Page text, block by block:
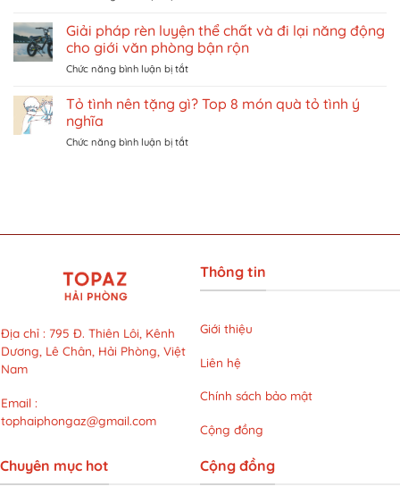
VIỆT
NAM
khu
vui
chơi
giải
ở
Traveloka
lông
bikini
có
đắt
Khám
trình
giá
Clinic
Giải pháp rèn luyện thể chất và đi lại năng động
cho giới văn phòng bận rộn
Chức năng bình luận bị tắtở
pháp
rèn
thể
động
giới
văn
phòng
rộn
Tỏ tình nên tặng gì? Top 8 món quà tỏ tình ý
nghĩa
Chức năng bình luận bị tắtở
Top
quà
nghĩa
Địa chỉ : 795 Đ. Thiên Lôi, Kênh
Dương, Lê Chân, Hải Phòng, Việt
Nam
Email :
tophaiphongaz@gmail.com
Thông tin
Giới thiệu
Liên hệ
Chính sách bảo mật
Cộng đồng
Chuyên mục hot Cộng đồng